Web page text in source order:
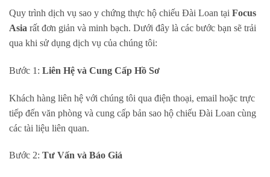
Quy trình dịch vụ sao y chứng thực hộ chiếu Đài Loan tại Focus
Asia rất đơn giản và minh bạch. Dưới đây là các bước bạn sẽ trải
qua khi sử dụng dịch vụ của chúng tôi:
Bước 1: Liên Hệ và Cung Cấp Hồ Sơ
Khách hàng liên hệ với chúng tôi qua điện thoại, email hoặc trực
tiếp đến văn phòng và cung cấp bản sao hộ chiếu Đài Loan cùng
các tài liệu liên quan.
Bước 2: Tư Vấn và Báo Giá